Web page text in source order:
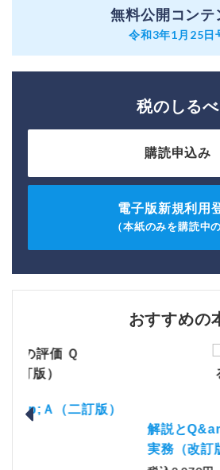
無料公開コンテ
令和3年1月25日
税のしるべ
購読申込み
電子版新規利用
（本紙のみを購読中の
おすすめの
解説とQ&amp;Aでわかる 電